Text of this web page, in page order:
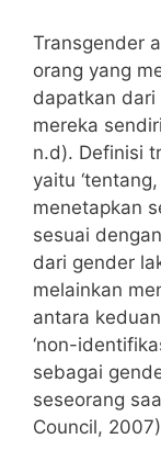
Transgender
orang yang
dapatkan
mereka
n.d). Definisi
yaitu
menetapkan
sesuai
dari gender
melainkan
antara
‘non-
sebagai
seseorang
Council,